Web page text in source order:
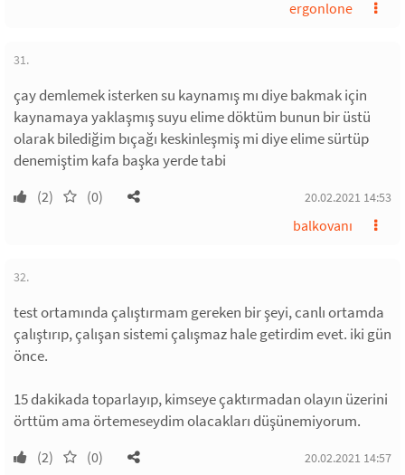
ergonlone
31.
çay demlemek isterken su kaynamış mı diye bakmak için
kaynamaya yaklaşmış suyu elime döktüm bunun bir üstü
olarak bilediğim bıçağı keskinleşmiş mi diye elime sürtüp
denemiştim kafa başka yerde tabi
(2) (0) 20.02.2021 14:53
balkovanı
32.
test ortamında çalıştırmam gereken bir şeyi, canlı ortamda
çalıştırıp, çalışan sistemi çalışmaz hale getirdim evet. iki gün
önce.
15 dakikada toparlayıp, kimseye çaktırmadan olayın üzerini
örttüm ama örtemeseydim olacakları düşünemiyorum.
(2) (0) 20.02.2021 14:57